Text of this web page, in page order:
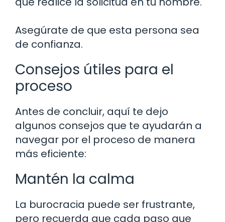
Asegúrate de que esta persona sea
de confianza.
Consejos útiles para el
proceso
Antes de concluir, aquí te dejo
algunos consejos que te ayudarán a
navegar por el proceso de manera
más eficiente:
Mantén la calma
La burocracia puede ser frustrante,
pero recuerda que cada paso que